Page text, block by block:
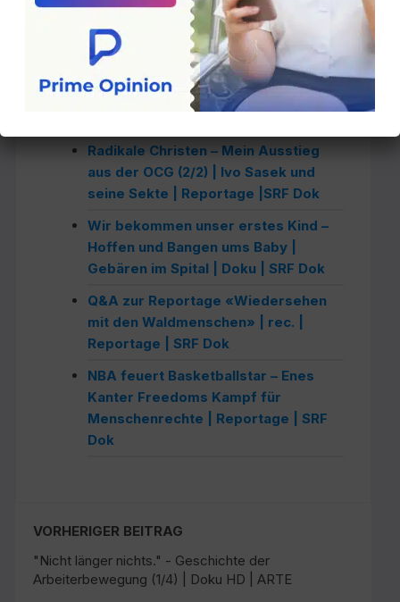
Q&A zur Reportage «Eisbaden» |
rec. | Reportage | SRF Dok
Chronisches Fatigue-Syndrom
ME/CFS – Ein Albtraum für die
Radikale Christen – Mein Ausstieg
aus der OCG (2/2) | Ivo Sasek und
seine Sekte | Reportage |SRF Dok
Wir bekommen unser erstes Kind –
Hoffen und Bangen ums Baby |
Gebären im Spital | Doku | SRF Dok
Q&A zur Reportage «Wiedersehen
mit den Waldmenschen» | rec. |
Reportage | SRF Dok
NBA feuert Basketballstar – Enes
Kanter Freedoms Kampf für
Menschenrechte | Reportage | SRF
Dok
VORHERIGER BEITRAG
"Nicht länger nichts." - Geschichte der
Arbeiterbewegung (1/4) | Doku HD | ARTE